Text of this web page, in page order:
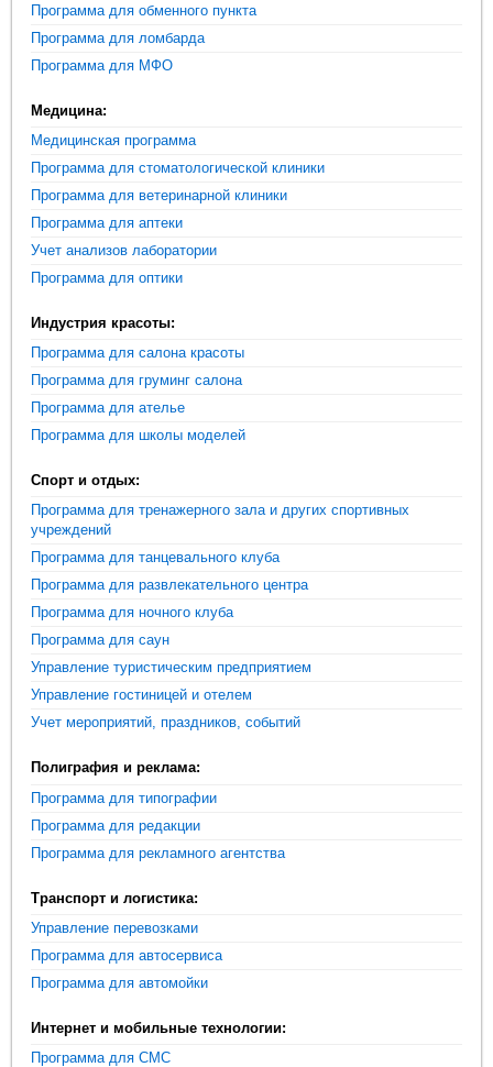
Программа для обменного пункта
Программа для ломбарда
Программа для МФО
Медицина:
Медицинская программа
Программа для стоматологической клиники
Программа для ветеринарной клиники
Программа для аптеки
Учет анализов лаборатории
Программа для оптики
Индустрия красоты:
Программа для салона красоты
Программа для груминг салона
Программа для ателье
Программа для школы моделей
Спорт и отдых:
Программа для тренажерного зала и других спортивных
учреждений
Программа для танцевального клуба
Программа для развлекательного центра
Программа для ночного клуба
Программа для саун
Управление туристическим предприятием
Управление гостиницей и отелем
Учет мероприятий, праздников, событий
Полиграфия и реклама:
Программа для типографии
Программа для редакции
Программа для рекламного агентства
Транспорт и логистика:
Управление перевозками
Программа для автосервиса
Программа для автомойки
Интернет и мобильные технологии:
Программа для СМС